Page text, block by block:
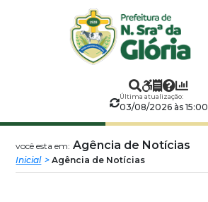
Prefeitura
Municipal
Nossa
Senhora
Última atualização:
03/08/2026 às 15:00
você esta em: Agência de Notícias
Inicial Agência de Notícias